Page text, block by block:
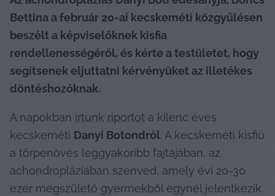
Bettina a február 20-ai kecskeméti közgyűlésen
beszélt a képviselőknek kisfia
rendellenességéről, és kérte a testületet, hogy
segítsenek eljuttatni kérvényüket az illetékes
döntéshozóknak.
A napokban írtunk riportot a kilenc éves
kecskeméti Danyi Botondról. A kecskeméti kisfiú
a törpenövés leggyakoribb fajtájában, az
achondropláziában szenved, amely évi 20-30
ezer megszülető gyermekből egynél jelentkezik.